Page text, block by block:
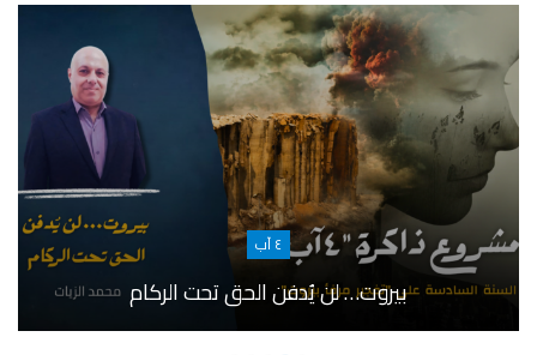
٤ آب
بيروت… لن يُدفن الحق تحت الركام